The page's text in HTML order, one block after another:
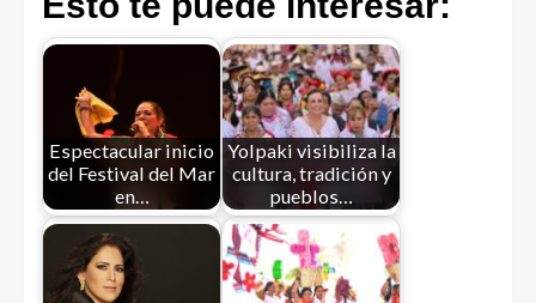
Espectacular inicio
del Festival del Mar
en…
Yolpaki visibiliza la
cultura, tradición y
pueblos…